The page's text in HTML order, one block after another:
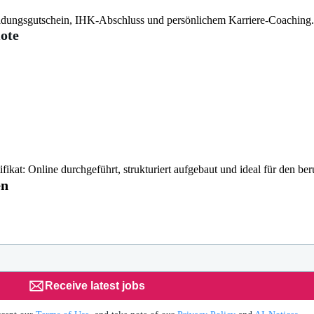
IHK-Abschluss und persönlichem Karriere-Coaching.
Online durchgeführt, strukturiert aufgebaut und ideal für den
Receive latest jobs